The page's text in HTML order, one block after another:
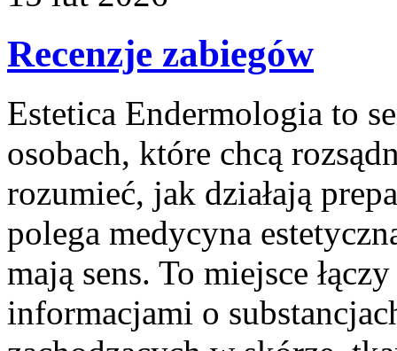
Recenzje zabiegów
Estetica Endermologia to
osobach, które chcą
rozumieć, jak działają
polega medycyna
mają sens. To miejsce
informacjami o